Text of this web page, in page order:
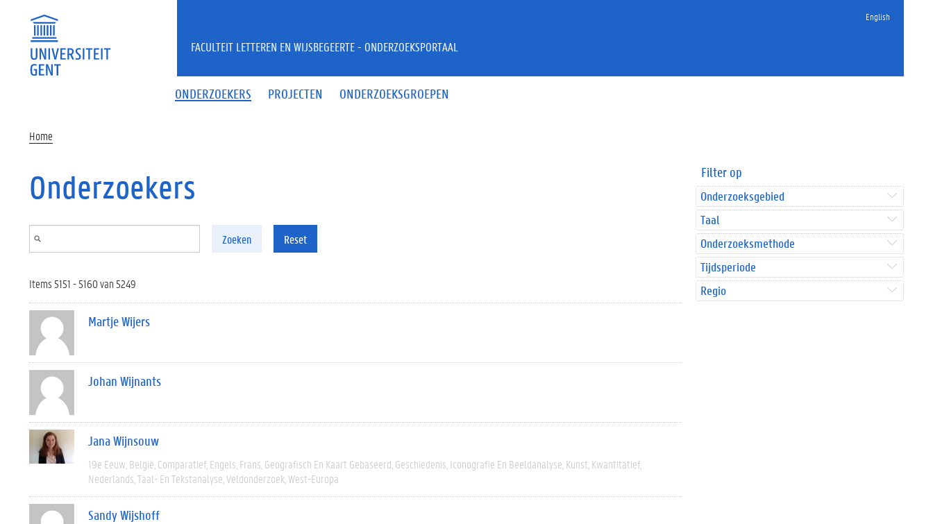
English
ONDERZOEKERS PROJECTEN ONDERZOEKSGROEPEN
FACULTEIT LETTEREN EN WIJSBEGEERTE - ONDERZOEKSPORTAAL
Home
Onderzoekers
Zoeken Reset
Items 5151 - 5160 van 5249
Martje Wijers
Johan Wijnants
Jana Wijnsouw
19e Eeuw België Comparatief Engels Frans Geografisch En Kaart Gebaseerd Geschiedenis Iconografie En Beeldanalyse Kunst Kwantitatief
Nederlands Taal- En Tekstanalyse Veldonderzoek West-Europa
Sandy Wijshoff
Filter op
Onderzoeksgebied
Taal
Onderzoeksmethode
Tijdsperiode
Regio